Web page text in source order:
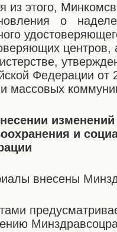
из этого,
о
Федерации
массовых
и
внесены